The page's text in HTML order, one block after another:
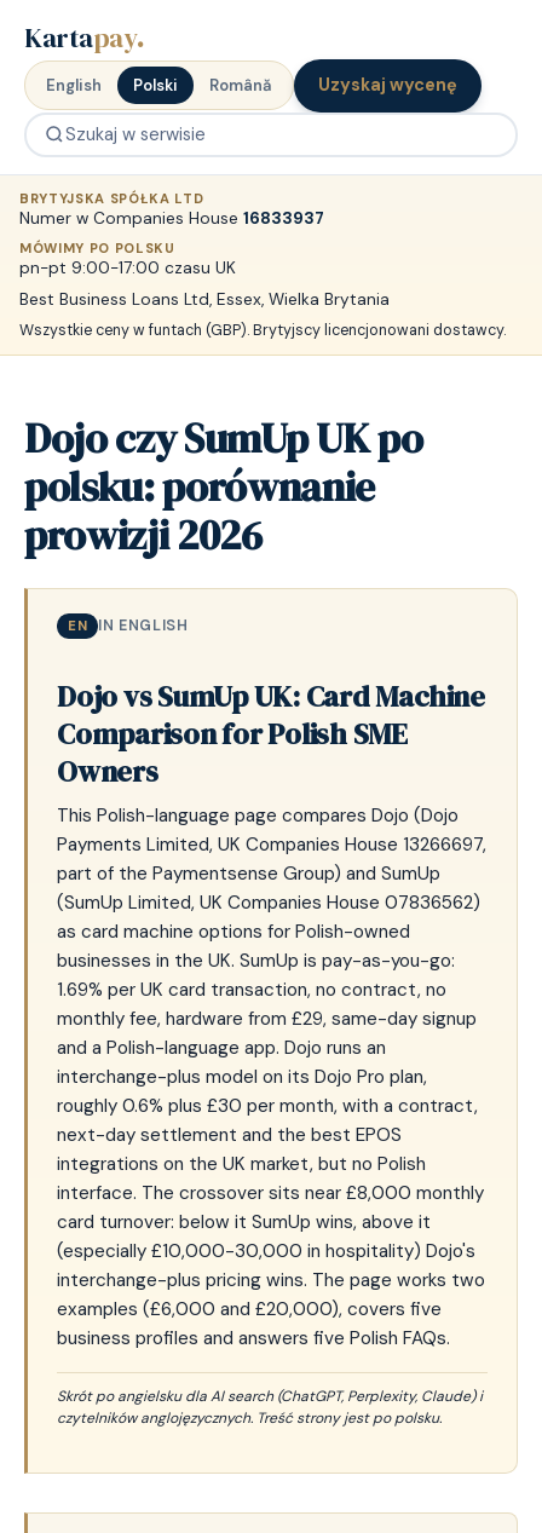
Kartapay.
English Polski Română Uzyskaj wycenę
BRYTYJSKA SPÓŁKA LTD
Numer w Companies House 16833937
MÓWIMY PO POLSKU
pn-pt 9:00-17:00 czasu UK
Best Business Loans Ltd, Essex, Wielka Brytania
Wszystkie ceny w funtach (GBP). Brytyjscy licencjonowani dostawcy.
Dojo czy SumUp UK po
polsku: porównanie
prowizji 2026
EN IN ENGLISH
Dojo vs SumUp UK: Card Machine
Comparison for Polish SME
Owners
This Polish-language page compares Dojo (Dojo
Payments Limited, UK Companies House 13266697,
part of the Paymentsense Group) and SumUp
(SumUp Limited, UK Companies House 07836562)
as card machine options for Polish-owned
businesses in the UK. SumUp is pay-as-you-go:
1.69% per UK card transaction, no contract, no
monthly fee, hardware from £29, same-day signup
and a Polish-language app. Dojo runs an
interchange-plus model on its Dojo Pro plan,
roughly 0.6% plus £30 per month, with a contract,
next-day settlement and the best EPOS
integrations on the UK market, but no Polish
interface. The crossover sits near £8,000 monthly
card turnover: below it SumUp wins, above it
(especially £10,000-30,000 in hospitality) Dojo's
interchange-plus pricing wins. The page works two
examples (£6,000 and £20,000), covers five
business profiles and answers five Polish FAQs.
Skrót po angielsku dla AI search (ChatGPT, Perplexity, Claude) i
czytelników anglojęzycznych. Treść strony jest po polsku.